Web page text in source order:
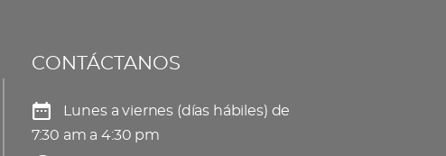
producto
pueden
en
CONTÁCTANOS
Lunes a viernes (días hábiles) de
7:30 am a 4:30 pm